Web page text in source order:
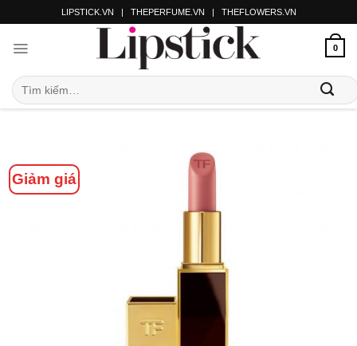
LIPSTICK.VN | THEPERFUME.VN | THEFLOWERS.VN
0
Giảm giá